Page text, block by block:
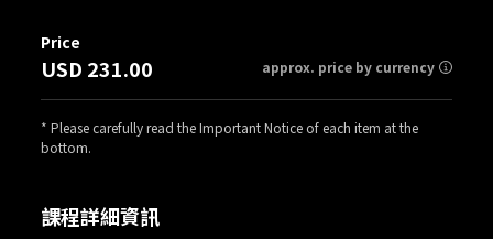
課程詳細資訊
Price
USD 231.00 approx. price by currency
* Please carefully read the Important Notice of each item at the
bottom.